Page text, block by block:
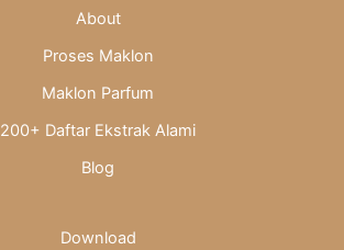
About
Proses Maklon
Maklon Parfum
200+ Daftar Ekstrak Alami
Blog
Download